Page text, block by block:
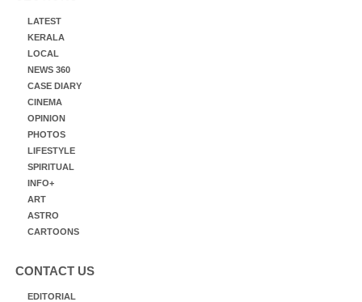
LATEST
KERALA
LOCAL
NEWS 360
CASE DIARY
CINEMA
OPINION
PHOTOS
LIFESTYLE
SPIRITUAL
INFO+
ART
ASTRO
CARTOONS
CONTACT US
EDITORIAL